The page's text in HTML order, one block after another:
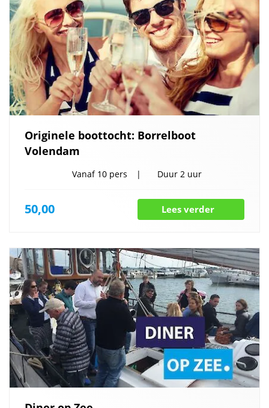
Originele boottocht: Borrelboot
Volendam
Vanaf 10 pers Duur 2 uur
50,00 Lees verder